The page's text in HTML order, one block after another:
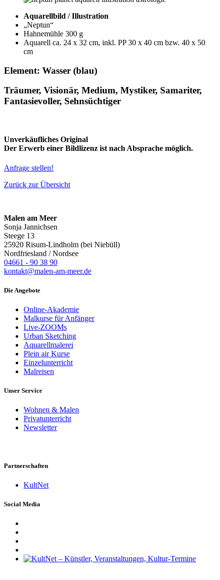
Aquarellbild / Illustration
„Neptun“
Hahnemühle 300 g
Aquarell ca. 24 x 32 cm, inkl. PP 30 x 40 cm bzw. 40 x 50
cm
Element: Wasser (blau)
Träumer, Visionär, Medium, Mystiker, Samariter,
Fantasievoller, Sehnsüchtiger
Unverkäufliches Original
Der Erwerb einer Bildlizenz ist nach Absprache möglich.
Anfrage stellen!
Zurück zur Übersicht
Malen am Meer
Sonja Jannichsen
Steege 13
25920 Risum-Lindholm (bei Niebüll)
Nordfriesland / Nordsee
04661 - 90 38 90
kontakt@malen-am-meer.de
Die Angebote
Online-Akademie
Malkurse für Anfänger
Live-ZOOMs
Urban Sketching
Aquarellmalerei
Plein air Kurse
Einzelunterricht
Malreisen
Unser Service
Wohnen & Malen
Privatunterricht
Newsletter
Partnerschaften
KultNet
Social Media